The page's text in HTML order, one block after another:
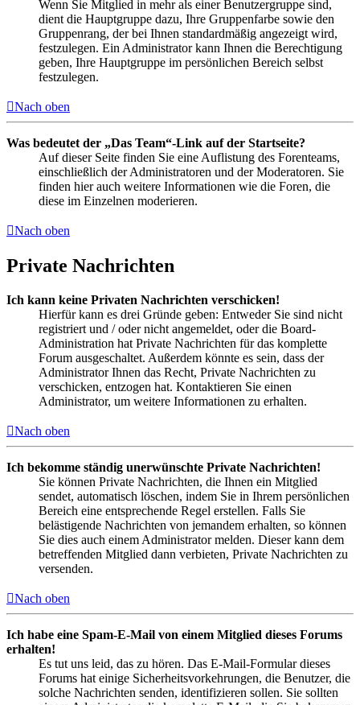
Wenn Sie Mitglied in mehr als einer Benutzergruppe sind,
dient die Hauptgruppe dazu, Ihre Gruppenfarbe sowie den
Gruppenrang, der bei Ihnen standardmäßig angezeigt wird,
festzulegen. Ein Administrator kann Ihnen die Berechtigung
geben, Ihre Hauptgruppe im persönlichen Bereich selbst
festzulegen.
Nach oben
Was bedeutet der „Das Team“-Link auf der Startseite?
Auf dieser Seite finden Sie eine Auflistung des Forenteams,
einschließlich der Administratoren und der Moderatoren. Sie
finden hier auch weitere Informationen wie die Foren, die
diese im Einzelnen moderieren.
Nach oben
Private Nachrichten
Ich kann keine Privaten Nachrichten verschicken!
Hierfür kann es drei Gründe geben: Entweder Sie sind nicht
registriert und / oder nicht angemeldet, oder die Board-
Administration hat Private Nachrichten für das komplette
Forum ausgeschaltet. Außerdem könnte es sein, dass der
Administrator Ihnen das Recht, Private Nachrichten zu
verschicken, entzogen hat. Kontaktieren Sie einen
Administrator, um weitere Informationen zu erhalten.
Nach oben
Ich bekomme ständig unerwünschte Private Nachrichten!
Sie können Private Nachrichten, die Ihnen ein Mitglied
sendet, automatisch löschen, indem Sie in Ihrem persönlichen
Bereich eine entsprechende Regel erstellen. Falls Sie
belästigende Nachrichten von jemandem erhalten, so können
Sie dies auch einem Administrator melden. Dieser kann dem
betreffenden Mitglied dann verbieten, Private Nachrichten zu
versenden.
Nach oben
Ich habe eine Spam-E-Mail von einem Mitglied dieses Forums
erhalten!
Es tut uns leid, das zu hören. Das E-Mail-Formular dieses
Forums hat einige Sicherheitsvorkehrungen, die Benutzer, die
solche Nachrichten senden, identifizieren sollen. Sie sollten